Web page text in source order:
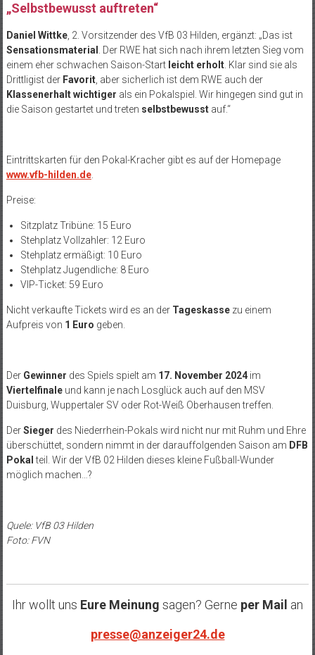
„Selbstbewusst auftreten“
Daniel Wittke, 2. Vorsitzender des VfB 03 Hilden, ergänzt: „Das ist
Sensationsmaterial
. Der RWE hat sich nach ihrem letzten Sieg vom
einem eher schwachen Saison-Start leicht erholt. Klar sind sie als
Drittligist der Favorit, aber sicherlich ist dem RWE auch der
Klassenerhalt wichtiger als ein Pokalspiel. Wir hingegen sind gut in
die Saison gestartet und treten selbstbewusstauf.“
Eintrittskarten für den Pokal-Kracher gibt es auf der Homepage
www.vfb-hilden.de.
Preise:
Sitzplatz Tribüne: 15 Euro
Stehplatz Vollzahler: 12 Euro
Stehplatz ermäßigt: 10 Euro
Stehplatz Jugendliche: 8 Euro
VIP-Ticket: 59 Euro
Nicht verkaufte Tickets wird es an der Tageskassezu einem
Aufpreis von 1 Euro geben.
Der Gewinner des Spiels spielt am 17. November 2024im
Viertelfinaleund kann je nach Losglück auch auf den MSV
Duisburg, Wuppertaler SV oder Rot-Weiß Oberhausen treffen.
DerSieger des Niederrhein-Pokals wird nicht nur mit Ruhm und Ehre
überschüttet, sondern nimmt in der darauffolgenden Saison am DFB
Pokal teil. Wir der VfB 02 Hilden dieses kleine Fußball-Wunder
möglich machen…?
Quele: VfB 03 Hilden
Foto: FVN
Ihr wollt uns Eure Meinung sagen? Gerne per Mail an
presse@anzeiger24.de